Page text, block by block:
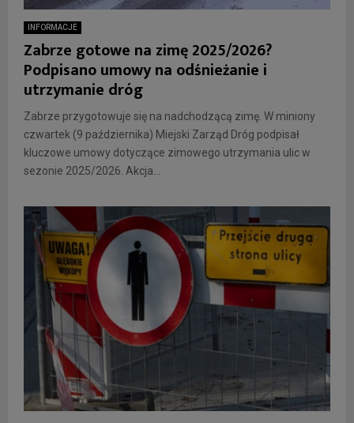
INFORMACJE
Zabrze gotowe na zimę 2025/2026?
Podpisano umowy na odśnieżanie i
utrzymanie dróg
Zabrze przygotowuje się na nadchodzącą zimę. W miniony
czwartek (9 października) Miejski Zarząd Dróg podpisał
kluczowe umowy dotyczące zimowego utrzymania ulic w
sezonie 2025/2026. Akcja...